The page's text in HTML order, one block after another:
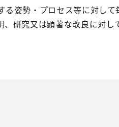
姿勢・プロセス等に対して
研究又は顕著な改良に対し